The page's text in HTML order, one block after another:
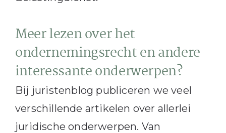
Meer lezen over het
ondernemingsrecht en andere
interessante onderwerpen?
Bij juristenblog publiceren we veel
verschillende artikelen over allerlei
juridische onderwerpen. Van